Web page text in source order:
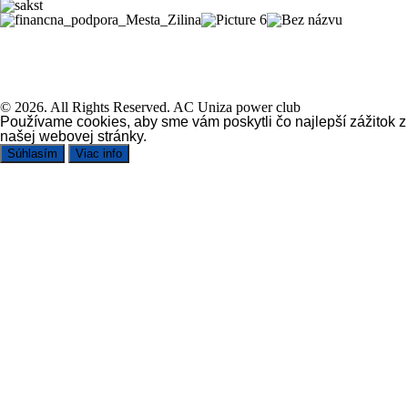
© 2026. All Rights Reserved. AC Uniza power club
Používame cookies, aby sme vám poskytli čo najlepší zážitok z
našej webovej stránky.
Súhlasím Viac info